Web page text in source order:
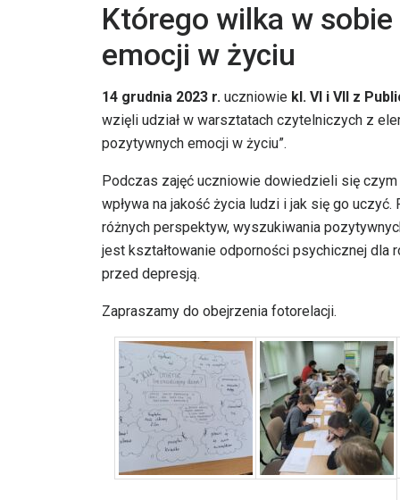
Którego wilka w
emocji w życiu
14 grudnia 2023 r. uczniowie kl. VI i VII z
wzięli udział w warsztatach czytelniczych z
pozytywnych emocji w życiu”.
Podczas zajęć uczniowie dowiedzieli się
wpływa na jakość życia ludzi i jak się go
różnych perspektyw, wyszukiwania
jest kształtowanie odporności psychicznej dla
przed depresją.
Zapraszamy do obejrzenia fotorelacji.